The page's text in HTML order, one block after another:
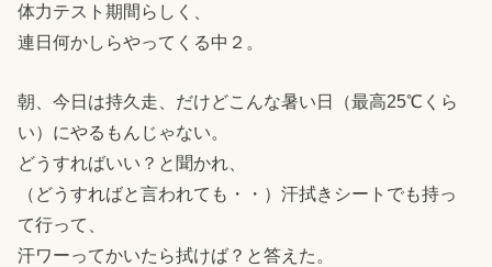
体力テスト期間らしく、
連日何かしらやってくる中２。
朝、今日は持久走、だけどこんな暑い日（最高25℃くら
い）にやるもんじゃない。
どうすればいい？と聞かれ、
（どうすればと言われても・・）汗拭きシートでも持っ
て行って、
汗ワーってかいたら拭けば？と答えた。